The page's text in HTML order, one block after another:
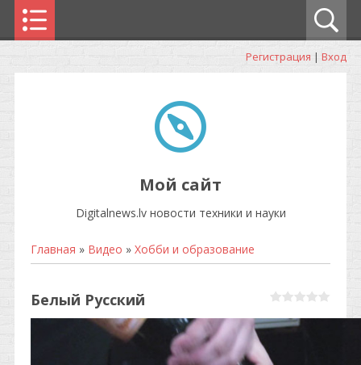
Регистрация | Вход
Мой сайт
Digitalnews.lv новости техники и науки
Главная » Видео » Хобби и образование
Белый Русский